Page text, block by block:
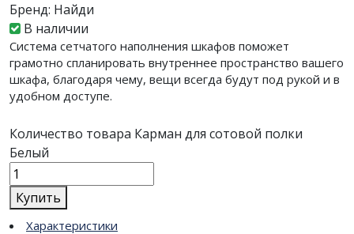
Бренд: Найди
В наличии
Система сетчатого наполнения шкафов поможет
грамотно спланировать внутреннее пространство вашего
шкафа, благодаря чему, вещи всегда будут под рукой и в
удобном доступе.
Количество товара Карман для сотовой полки
Белый
Купить
Характеристики